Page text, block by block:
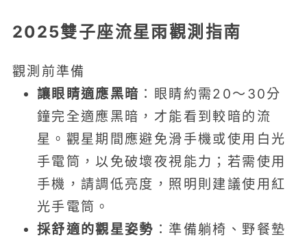
2025雙子座流星雨觀測指南
觀測前準備
讓眼睛適應黑暗 ：眼睛約需20～30分
鐘完全適應黑暗，才能看到較暗的流
星。觀星期間應避免滑手機或使用白光
手電筒，以免破壞夜視能力；若需使用
手機，請調低亮度，照明則建議使用紅
光手電筒。
採舒適的觀星姿勢 ：準備躺椅、野餐墊